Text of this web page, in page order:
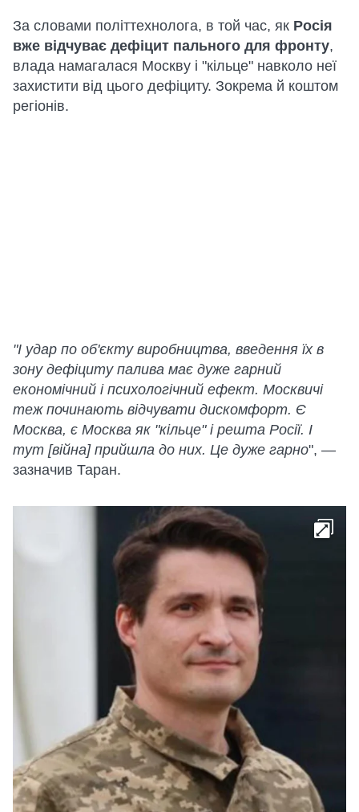
За словами політтехнолога, в той час, як Росія
вже відчуває дефіцит пального для фронту,
влада намагалася Москву і "кільце" навколо неї
захистити від цього дефіциту. Зокрема й коштом
регіонів.
"І удар по об'єкту виробництва, введення їх в
зону дефіциту палива має дуже гарний
економічний і психологічний ефект. Москвичі
теж починають відчувати дискомфорт. Є
Москва, є Москва як "кільце" і решта Росії. І
тут [війна] прийшла до них. Це дуже гарно", —
зазначив Таран.